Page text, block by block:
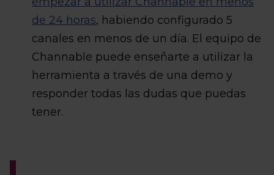
de 24 horas, habiendo configurado 5
canales en menos de un día. El equipo de
Channable puede enseñarte a utilizar la
herramienta a través de una demo y
responder todas las dudas que puedas
tener.